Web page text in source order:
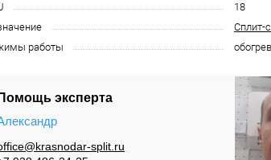
18
Сплит-
работы
Помощь эксперта
split.ru